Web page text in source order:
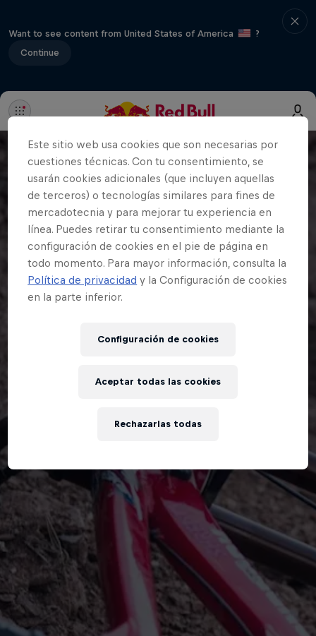
Want to see content from United States of America
?
Continue
Este sitio web usa cookies que son necesarias por
cuestiones técnicas. Con tu consentimiento, se
usarán cookies adicionales (que incluyen aquellas
de terceros) o tecnologías similares para fines de
mercadotecnia y para mejorar tu experiencia en
línea. Puedes retirar tu consentimiento mediante la
configuración de cookies en el pie de página en
todo momento. Para mayor información, consulta la
Política de privacidad y la Configuración de cookies
en la parte inferior.
Configuración de cookies
Rechazarlas todas
Aceptar todas las cookies